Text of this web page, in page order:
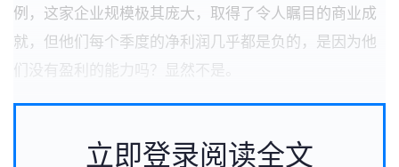
例，这家企业规模极其庞大，取得了令人瞩目的商业成
就，但他们每个季度的净利润几乎都是负的，是因为他
们没有盈利的能力吗？显然不是。
立即登录阅读全文